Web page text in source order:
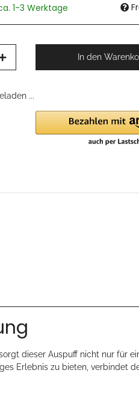
1-3 Werktage
In den
...
dieser Auspuff nicht nur für
Erlebnis zu bieten, verbindet